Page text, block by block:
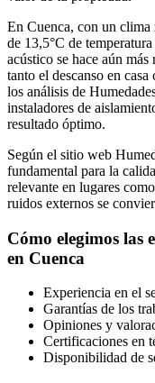
En Cuenca, con un
de 13,5°C de
acústico se hace aún
tanto el descanso en
los análisis de
instaladores de
resultado óptimo.
Según el sitio web
fundamental para la
relevante en lugares
ruidos externos se
Cómo elegimos las
en Cuenca
Experiencia en el
Garantías de los
Opiniones y
Certificaciones en
Disponibilidad de